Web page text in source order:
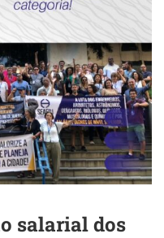
salarial dos